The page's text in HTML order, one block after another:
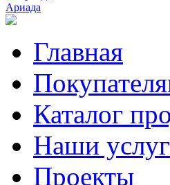
Ариада
Главная
Каталог
Наши
Проекты